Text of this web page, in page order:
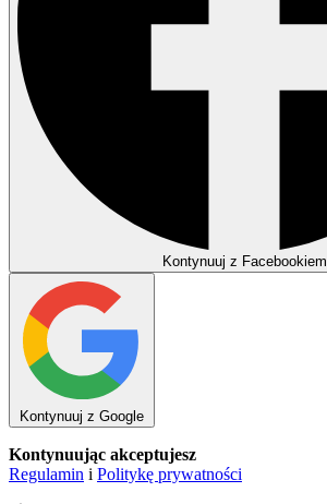
Kontynuuj z Facebookiem
Kontynuuj z Google
Kontynuując akceptujesz
Regulamin i Politykę prywatności